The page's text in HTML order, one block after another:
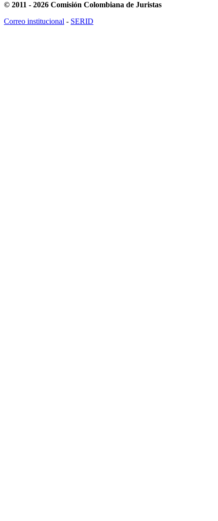
© 2011 - 2026 Comisión Colombiana de Juristas
Correo institucional - SERID